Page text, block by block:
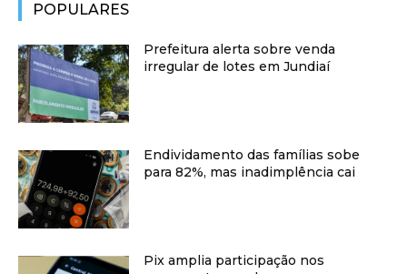
POPULARES
Prefeitura alerta sobre venda
irregular de lotes em Jundiaí
Endividamento das famílias sobe
para 82%, mas inadimplência cai
Pix amplia participação nos